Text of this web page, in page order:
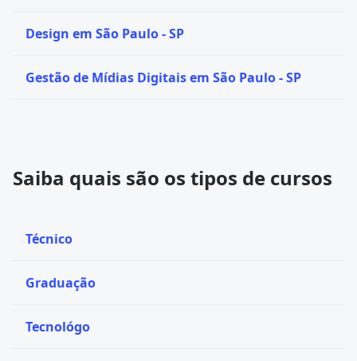
Design em São Paulo - SP
Gestão de Mídias Digitais em São Paulo - SP
Saiba quais são os tipos de cursos
Técnico
Graduação
Tecnológo